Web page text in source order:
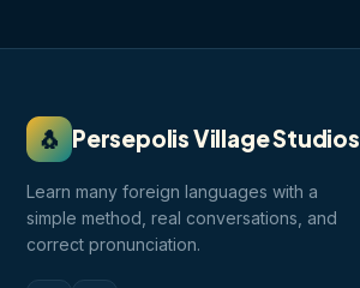
🐧 Persepolis Village Studios
Learn many foreign languages with a
simple method, real conversations, and
correct pronunciation.